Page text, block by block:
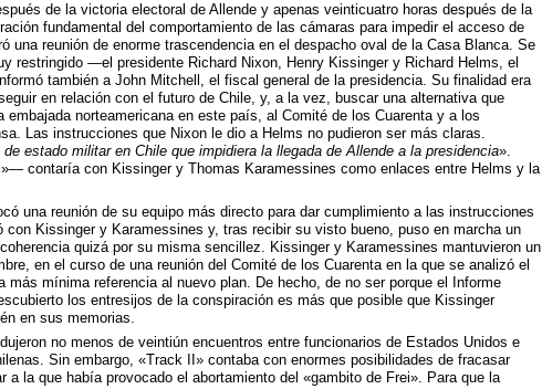
de la victoria electoral de Allende y apenas veinticuatro horas después de la
fundamental del comportamiento de las cámaras para impedir el acceso de
una reunión de enorme trascendencia en el despacho oval de la Casa Blanca. Se
restringido —el presidente Richard Nixon, Henry Kissinger y Richard Helms, el
también a John Mitchell, el fiscal general de la presidencia. Su finalidad era
en relación con el futuro de Chile, y, a la vez, buscar una alternativa que
embajada norteamericana en este país, al Comité de los Cuarenta y a los
Las instrucciones que Nixon le dio a Helms no pudieron ser más claras.
de estado militar en Chile que impidiera la llegada de Allende a la presidencia».
contaría con Kissinger y Thomas Karamessines como enlaces entre Helms y la
una reunión de su equipo más directo para dar cumplimiento a las instrucciones
Kissinger y Karamessines y, tras recibir su visto bueno, puso en marcha un
quizá por su misma sencillez. Kissinger y Karamessines mantuvieron un
en el curso de una reunión del Comité de los Cuarenta en la que se analizó el
mínima referencia al nuevo plan. De hecho, de no ser porque el Informe
los entresijos de la conspiración es más que posible que Kissinger
en sus memorias.
no menos de veintiún encuentros entre funcionarios de Estados Unidos e
Sin embargo, «Track II» contaba con enormes posibilidades de fracasar
a la que había provocado el abortamiento del «gambito de Frei». Para que la